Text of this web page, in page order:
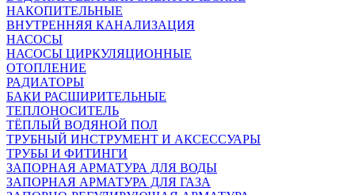
НАКОПИТЕЛЬНЫЕ
ВНУТРЕННЯЯ КАНАЛИЗАЦИЯ
НАСОСЫ
НАСОСЫ ЦИРКУЛЯЦИОННЫЕ
ОТОПЛЕНИЕ
РАДИАТОРЫ
БАКИ РАСШИРИТЕЛЬНЫЕ
ТЕПЛОНОСИТЕЛЬ
ТЁПЛЫЙ ВОДЯНОЙ ПОЛ
ТРУБНЫЙ ИНСТРУМЕНТ И АКСЕССУАРЫ
ТРУБЫ И ФИТИНГИ
ЗАПОРНАЯ АРМАТУРА ДЛЯ ВОДЫ
ЗАПОРНАЯ АРМАТУРА ДЛЯ ГАЗА